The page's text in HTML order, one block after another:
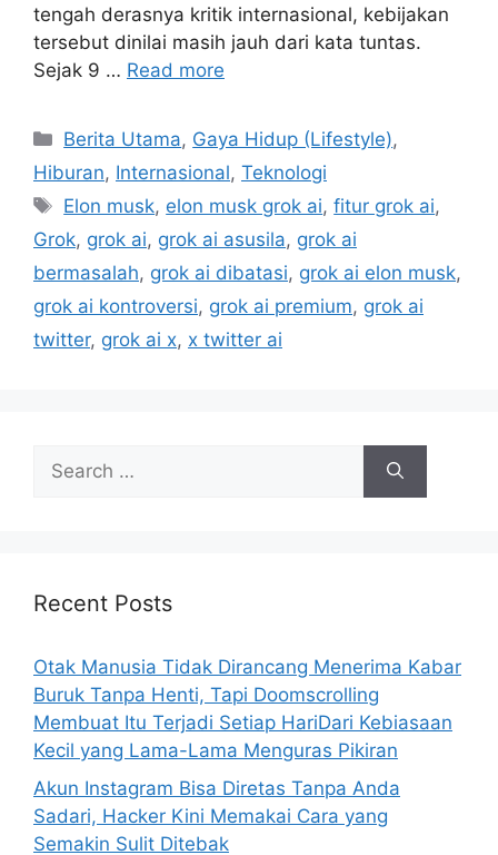
tengah derasnya kritik internasional, kebijakan
tersebut dinilai masih jauh dari kata tuntas.
Sejak 9 … Read more
C
a
e
g
o
r
i
Berita Utama, Gaya Hidup (Lifestyle),
Hiburan, Internasional, Teknologi
T
a
s
Elon musk, elon musk grok ai,fitur grok ai,
Grok, grok ai, grok ai asusila, grok ai
bermasalah, grok ai dibatasi, grok ai elon musk,
grok ai kontroversi, grok ai premium, grok ai
twitter, grok ai x, x twitter ai
h
r
:
Recent Posts
Otak Manusia Tidak Dirancang Menerima Kabar
Buruk Tanpa Henti, Tapi Doomscrolling
Membuat Itu Terjadi Setiap HariDari Kebiasaan
Kecil yang Lama-Lama Menguras Pikiran
Akun Instagram Bisa Diretas Tanpa Anda
Sadari, Hacker Kini Memakai Cara yang
Semakin Sulit Ditebak